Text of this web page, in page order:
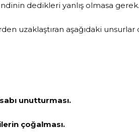
dedikleri yanlış olmasa gerek.
uzaklaştıran aşağıdaki unsurlar
unutturması.
çoğalması.